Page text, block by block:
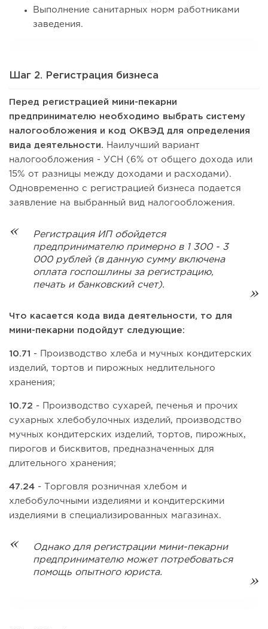
Выполнение санитарных норм работниками
заведения.
Шаг 2. Регистрация бизнеса
Перед регистрацией мини-пекарни
предпринимателю необходимо выбрать систему
налогообложения и код ОКВЭД для определения
вида деятельности. Наилучший вариант
налогообложения - УСН (6% от общего дохода или
15% от разницы между доходами и расходами).
Одновременно с регистрацией бизнеса подается
заявление на выбранный вид налогообложения.
Регистрация ИП обойдется
предпринимателю примерно в 1 300 - 3
000 рублей (в данную сумму включена
оплата госпошлины за регистрацию,
печать и банковский счет).
Что касается кода вида деятельности, то для
мини-пекарни подойдут следующие:
10.71 - Производство хлеба и мучных кондитерских
изделий, тортов и пирожных недлительного
хранения;
10.72 - Производство сухарей, печенья и прочих
сухарных хлебобулочных изделий, производство
мучных кондитерских изделий, тортов, пирожных,
пирогов и бисквитов, предназначенных для
длительного хранения;
47.24 - Торговля розничная хлебом и
хлебобулочными изделиями и кондитерскими
изделиями в специализированных магазинах.
Однако для регистрации мини-пекарни
предпринимателю может потребоваться
помощь опытного юриста.